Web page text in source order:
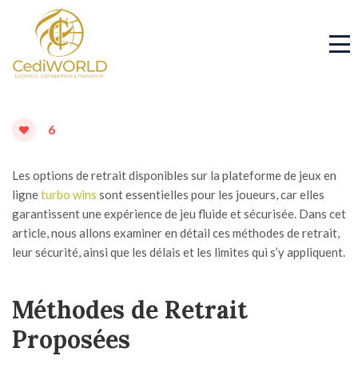
6
Les options de retrait disponibles sur la plateforme de jeux en
ligneturbo wins sont essentielles pour les joueurs, car elles
garantissent une expérience de jeu fluide et sécurisée. Dans cet
article, nous allons examiner en détail ces méthodes de retrait,
leur sécurité, ainsi que les délais et les limites qui s’y appliquent.
Méthodes de Retrait
Proposées